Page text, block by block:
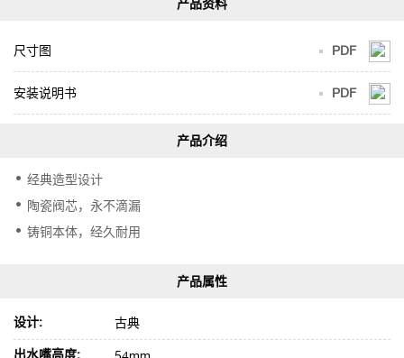
PDF
尺寸图
PDF
安装说明书
经典造型设计
陶瓷阀芯，永不滴漏
铸铜本体，经久耐用
设计: 古典
出水嘴高度: